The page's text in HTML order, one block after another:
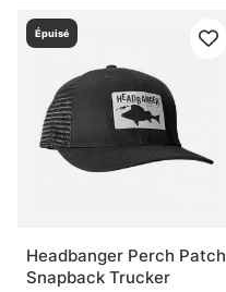
Épuisé
Headbanger Perch Patch
Snapback Trucker